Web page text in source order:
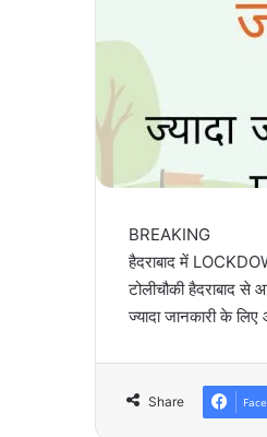
BREAKING
हैदराबाद में
टोलीचौकी हैदराबाद
ज्यादा जानकारी के
Share